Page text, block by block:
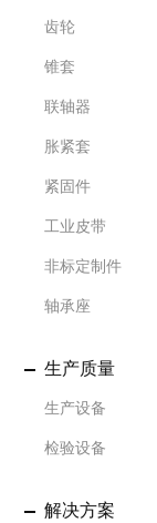
齿轮
锥套
联轴器
胀紧套
紧固件
工业皮带
非标定制件
轴承座
生产质量
生产设备
检验设备
解决方案